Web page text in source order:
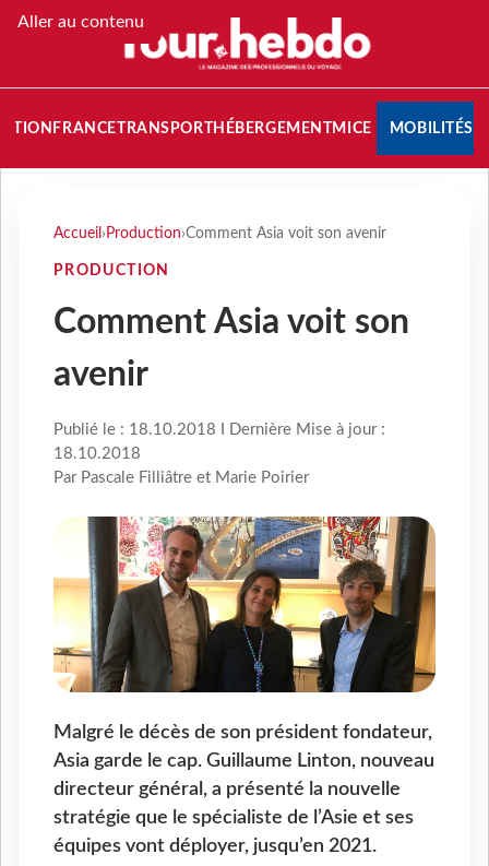
Aller au contenu
FRANCETRANSPORT HÉBERGEMENTMICE MOBILITÉS
Accueil › Production›Comment Asia voit son avenir
PRODUCTION
Comment Asia voit son
avenir
Publié le : 18.10.2018 I Dernière Mise à jour :
18.10.2018
Par Pascale Filliâtre et Marie Poirier
Malgré le décès de son président fondateur,
Asia garde le cap. Guillaume Linton, nouveau
directeur général, a présenté la nouvelle
stratégie que le spécialiste de l’Asie et ses
équipes vont déployer, jusqu’en 2021.